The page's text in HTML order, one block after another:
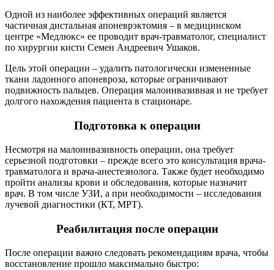
Одной из наиболее эффективных операций является
частичная дистальная апоневрэктомия – в медицинском
центре «Медлюкс» ее проводит врач-травматолог, специалист
по хирургии кисти Семен Андреевич Ушаков.
Цель этой операции – удалить патологически измененные
ткани ладонного апоневроза, которые ограничивают
подвижность пальцев. Операция малоинвазивная и не требует
долгого нахождения пациента в стационаре.
Подготовка к операции
Несмотря на малоинвазивность операции, она требует
серьезной подготовки – прежде всего это консультация врача-
травматолога и врача-анестезиолога. Также будет необходимо
пройти анализы крови и обследования, которые назначит
врач. В том числе УЗИ, а при необходимости – исследования
лучевой диагностики (КТ, МРТ).
Реабилитация после операции
После операции важно следовать рекомендациям врача, чтобы
восстановление прошло максимально быстро: